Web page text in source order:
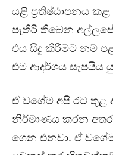
යළි ප්‍රතිෂ්ඨාපනය කළ
පැතිරි තිබෙන
එය සිදු කිරීමට නම්
එම ආදර්ශය සැපයිය
ඒ වගේම අපි රට
නිර්මාණය කරන
ගෙන එනවා. ඒ